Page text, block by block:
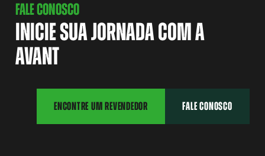
FALE CONOSCO
INICIE SUA JORNADA COM A
AVANT
ENCONTRE UM REVENDEDOR FALE CONOSCO